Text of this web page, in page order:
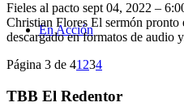
En Acción
Fieles al pacto sept 04, 2022 –
Christian Flores El sermón pronto
descargado en formatos de audio
Página 3 de 41 234
TBB El Redentor